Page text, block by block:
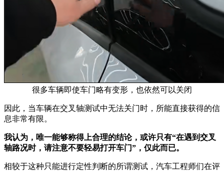
很多车辆即使车门略有变形，也依然可以关闭
因此，当车辆在交叉轴测试中无法关门时，所能直接获得的信
息非常有限。
我认为，唯一能够称得上合理的结论，或许只有“在遇到交叉
轴路况时，请注意不要轻易打开车门”，仅此而已。
相较于这种只能进行定性判断的所谓测试，汽车工程师们在评